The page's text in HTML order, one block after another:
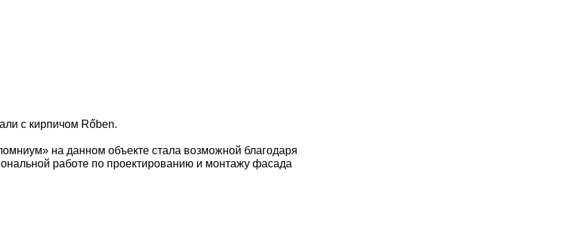
с кирпичом Rőben.
на данном объекте стала возможной благодаря
работе по проектированию и монтажу фасада